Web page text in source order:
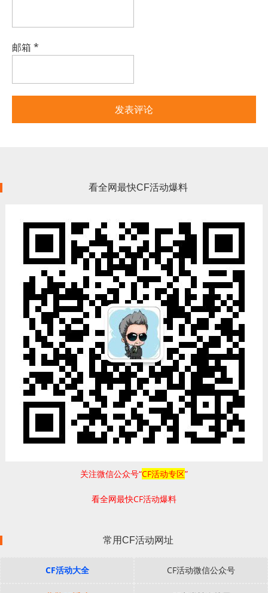
邮箱 *
看全网最快CF活动爆料
关注微信公众号“CF活动专区”
看全网最快CF活动爆料
常用CF活动网址
CF活动大全 CF活动微信公众号